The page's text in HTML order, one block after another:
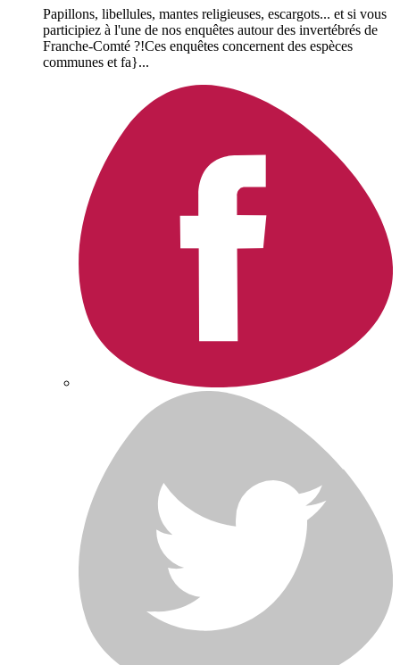
Papillons, libellules, mantes religieuses, escargots... et si vous
participiez à l'une de nos enquêtes autour des invertébrés de
Franche-Comté ?!Ces enquêtes concernent des espèces
communes et fa}...